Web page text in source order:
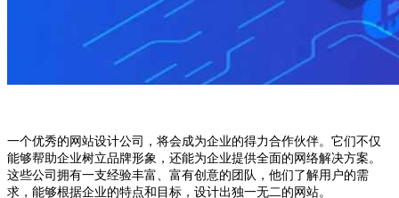
一个优秀的网站设计公司，将会成为企业的得力合作伙伴。它们不仅
能够帮助企业树立品牌形象，还能为企业提供全面的网络解决方案。
这些公司拥有一支经验丰富、富有创意的团队，他们了解用户的需
求，能够根据企业的特点和目标，设计出独一无二的网站。